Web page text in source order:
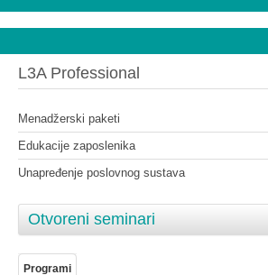
L3A Professional
Menadžerski paketi
Edukacije zaposlenika
Unapređenje poslovnog sustava
Otvoreni seminari
Programi